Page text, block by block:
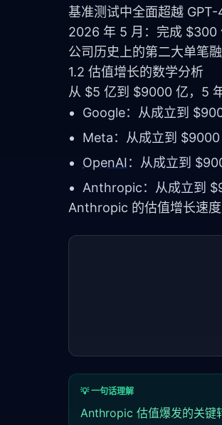
基准测试中全面超越 GPT-
2026 年 5 月：完成 $300
公司历史上的第二大单笔
1.2 估值增长的数学分析
从 $5 亿到 $9000 亿，5
Google：从成立到
Meta：从成立到
OpenAI：从成立到
Anthropic：从成立到
Anthropic 的估值增长速度
💡 一句话理解
Anthropic 估值爆发的关键